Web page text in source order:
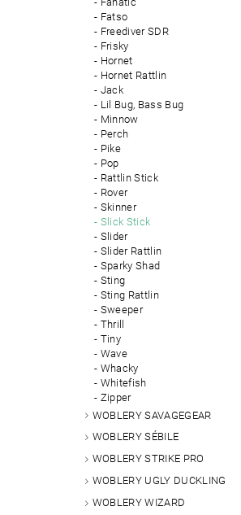
Fatso
Freediver SDR
Frisky
Hornet
Hornet Rattlin
Jack
Lil Bug, Bass Bug
Minnow
Perch
Pike
Pop
Rattlin Stick
Rover
Skinner
Slick Stick
Slider
Slider Rattlin
Sparky Shad
Sting
Sting Rattlin
Sweeper
Thrill
Tiny
Wave
Whacky
Whitefish
Zipper
WOBLERY SAVAGEGEAR
WOBLERY SÉBILE
WOBLERY STRIKE PRO
WOBLERY UGLY DUCKLING
WOBLERY WIZARD